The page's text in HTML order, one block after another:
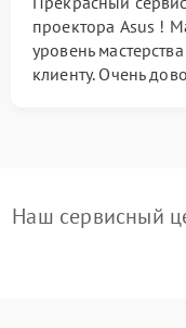
проектора Asus !
уровень
клиенту. Очень
Наш сервисный